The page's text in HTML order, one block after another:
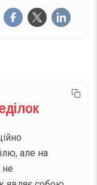
але на
не